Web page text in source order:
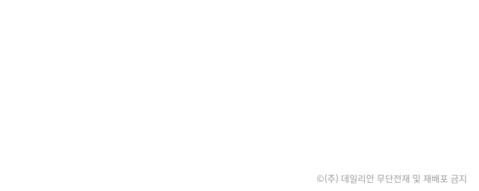
©(주) 데일리안 무단전재 및 재배포 금지